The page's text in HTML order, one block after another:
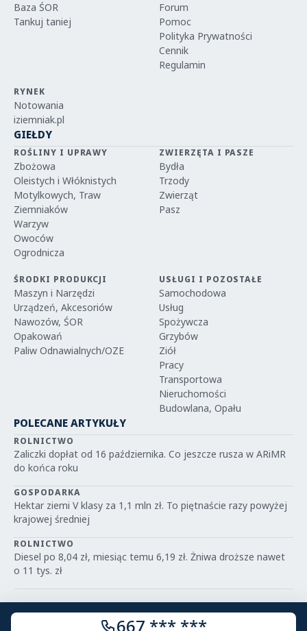
667 *** ***
Baza ŚOR
Tankuj taniej
Forum
Pomoc
Polityka Prywatności
Cennik
Regulamin
RYNEK
Notowania
iziemniak.pl
GIEŁDY
ROŚLINY I UPRAWY
Zbożowa
Oleistych i Włóknistych
Motylkowych, Traw
Ziemniaków
Warzyw
Owoców
Ogrodnicza
ZWIERZĘTA I PASZE
Bydła
Trzody
Zwierząt
Pasz
ŚRODKI PRODUKCJI
Maszyn i Narzędzi
Urządzeń, Akcesoriów
Nawozów, ŚOR
Opakowań
Paliw Odnawialnych/OZE
USŁUGI I POZOSTAŁE
Samochodowa
Usług
Spożywcza
Grzybów
Ziół
Pracy
Transportowa
Nieruchomości
Budowlana, Opału
POLECANE ARTYKUŁY
ROLNICTWO
Zaliczki dopłat od 16 października. Co jeszcze rusza w ARiMR
do końca roku
GOSPODARKA
Hektar ziemi V klasy za 1,1 mln zł. To piętnaście razy powyżej
krajowej średniej
ROLNICTWO
Diesel po 8,04 zł, miesiąc temu 6,19 zł. Żniwa droższe nawet
o 11 tys. zł
© 2026 IGRIT.PL — Wszelkie prawa zastrzeżone